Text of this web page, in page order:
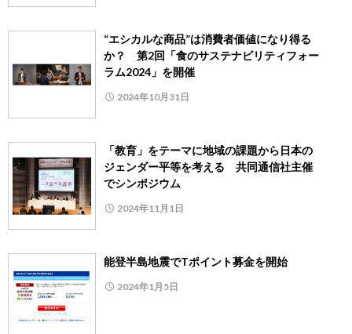
“エシカルな商品”は消費者価値になり得る
か？ 第2回「食のサステナビリティフォー
ラム2024」を開催
2024年10月31日
「教育」をテーマに地域の課題から日本の
ジェンダー平等を考える 共同通信社主催
でシンポジウム
2024年11月1日
能登半島地震でTポイント募金を開始
2024年1月5日